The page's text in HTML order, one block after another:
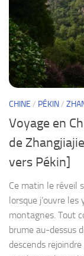
CHINE / PÉKIN/
Voyage en
de
vers Pékin]
Ce matin le réveil
lorsque j’ouvre
montagnes. Tout
brume au-dessus
descends